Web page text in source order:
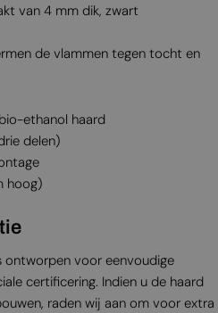
van 4 mm dik, zwart
de vlammen tegen tocht en
ethanol haard
delen)
hoog)
ontworpen voor eenvoudige
certificering. Indien u de haard
raden wij aan om voor extra